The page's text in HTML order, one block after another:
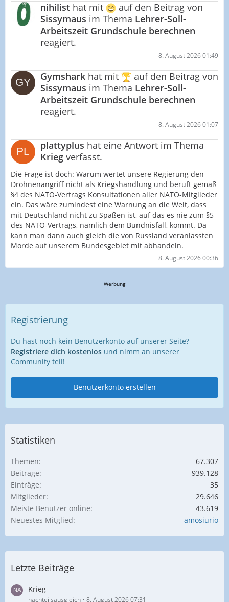
nihilist hat mit
auf den Beitrag von
Sissymaus im Thema Lehrer-Soll-
Arbeitszeit Grundschule berechnen
reagiert.
8. August 2026 01:49
Gymshark hat mit
auf den Beitrag von
Sissymaus im Thema Lehrer-Soll-
Arbeitszeit Grundschule berechnen
reagiert.
8. August 2026 01:07
plattyplus hat eine Antwort im Thema
Krieg verfasst.
Die Frage ist doch: Warum wertet unsere Regierung den
Drohnenangriff nicht als Kriegshandlung und beruft gemäß
§4 des NATO-Vertrags Konsultationen aller NATO-Mitglieder
ein. Das wäre zumindest eine Warnung an die Welt, dass
mit Deutschland nicht zu Spaßen ist, auf das es nie zum §5
des NATO-Vertrags, nämlich dem Bündnisfall, kommt. Da
kann man dann auch gleich die von Russland veranlassten
Morde auf unserem Bundesgebiet mit abhandeln.
8. August 2026 00:36
Werbung
Registrierung
Du hast noch kein Benutzerkonto auf unserer Seite?
Registriere dich kostenlos und nimm an unserer
Community teil!
Benutzerkonto erstellen
Statistiken
Themen
67.307
Beiträge
939.128
Einträge
35
Mitglieder
29.646
Meiste Benutzer online
43.619
Neuestes Mitglied
amosiurio
Letzte Beiträge
Krieg
nachteilsausgleich 8. August 2026 07:31